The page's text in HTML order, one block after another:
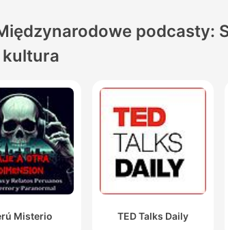
podcasty:
kultura
Misterio TED Talks Daily